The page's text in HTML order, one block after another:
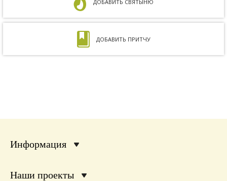
ДОБАВИТЬ СВЯТЫНЮ
ДОБАВИТЬ ПРИТЧУ
Информация
Наши проекты